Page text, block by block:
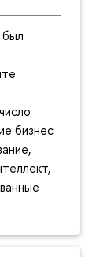
бизнес